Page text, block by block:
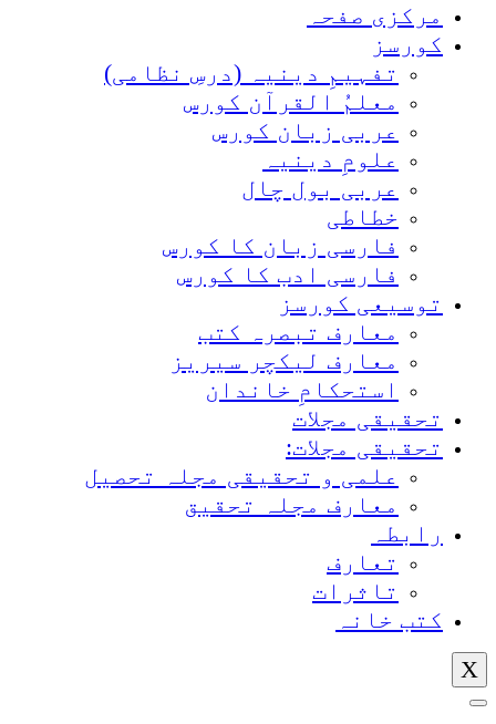
مرکزی صفحہ
کورسز
تفہیمِ دینیہ (درسِ نظامی)
معلمُ القرآن کورس
عربی زبان کورس
علومِ دینیہ
عربی بول چال
خطاطی
فارسی زبان کا کورس
فارسی ادب کا کورس
توسیعی کورسز
معارف تبصرہ کتب
معارف لیکچر سیریز
استحکامِ خاندان
تحقیقی مجلات
تحقیقی مجلات:
علمی و تحقیقی مجلہ تحصیل
معارف مجلہ تحقیق
رابطہ
تعارف
تاثرات
کتب خانہ
X